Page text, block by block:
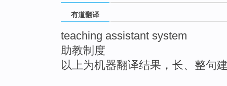
有道翻译
teaching assistant system
助教制度
以上为机器翻译结果，长、整句